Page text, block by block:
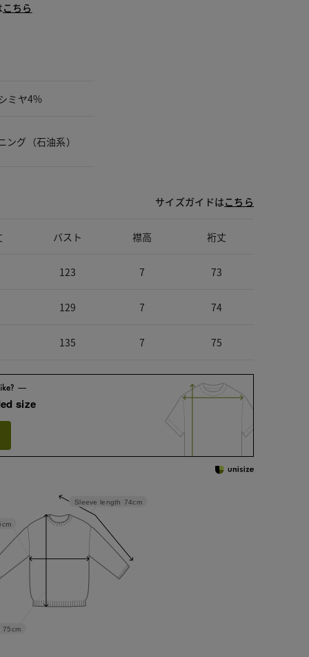
こちら
ミヤ4%
ング（石油系）
サイズガイドはこちら
バスト 襟高 裄丈
123 7 73
129 7 74
135 7 75
size
Sleeve length 74cm
75cm